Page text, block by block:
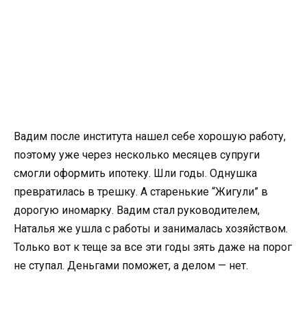
Вадим после института нашел себе хорошую работу,
поэтому уже через несколько месяцев супруги
смогли оформить ипотеку. Шли годы. Однушка
превратилась в трешку. А старенькие “Жигули” в
дорогую иномарку. Вадим стал руководителем,
Наталья же ушла с работы и занималась хозяйством.
Только вот к теще за все эти годы зять даже на порог
не ступал. Деньгами поможет, а делом — нет.